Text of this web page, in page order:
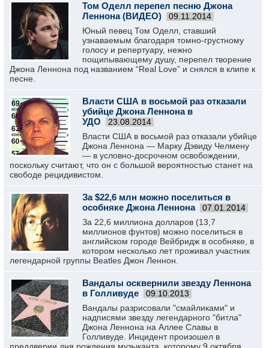
Том Оделл перепел песню Джона
Леннона (ВИДЕО)
09.11.2014
Юный певец Том Оделл, ставший
узнаваемым благодаря томно-грустному
голосу и репертуару, нежно
пощипывающему душу, перепел творение
Джона Леннона под названием “Real Love” и снялся в клипе к
песне.
Власти США в восьмой раз отказали
убийце Джона Леннона в
УДО
23.08.2014
Власти США в восьмой раз отказали убийце
Джона Леннона — Марку Дэвиду Челмену
— в условно-досрочном освобождении,
поскольку считают, что он с большой вероятностью станет на
свободе рецидивистом.
За $22,6 млн можно поселиться в
особняке Джона Леннона
07.01.2014
За 22,6 миллиона долларов (13,7
миллионов фунтов) можно поселиться в
английском городе Вейбридж в особняке, в
котором несколько лет проживал участник
легендарной группы Beatles Джон Леннон.
Вандалы осквернили звезду Леннона
в Голливуде
09.10.2013
Вандалы разрисовали "смайликами" и
надписями звезду легендарного "битла"
Джона Леннона на Аллее Славы в
Голливуде. Инцидент произошел в